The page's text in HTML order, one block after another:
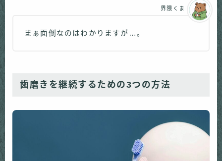
まぁ面倒なのはわかりますが…。
界隈くま
歯磨きを継続するための3つの方法